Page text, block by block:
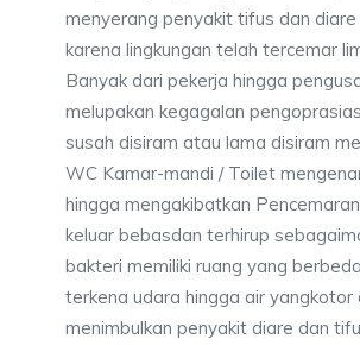
menyerang penyakit tifus dan
karena lingkungan telah tercemar
Banyak dari pekerja hingga
melupakan kegagalan
susah disiram atau lama disiram
WC Kamar-mandi / Toilet
hingga mengakibatkan
keluar bebasdan terhirup
bakteri memiliki ruang yang
terkena udara hingga air
menimbulkan penyakit diare dan